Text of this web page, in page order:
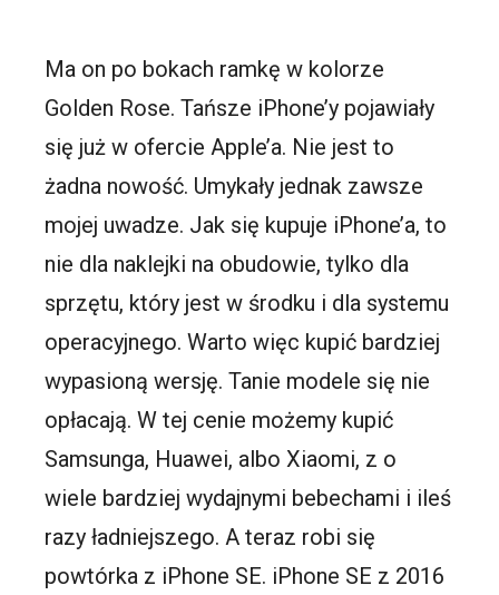
Ma on po bokach ramkę w kolorze
Golden Rose. Tańsze iPhone’y pojawiały
się już w ofercie Apple’a. Nie jest to
żadna nowość. Umykały jednak zawsze
mojej uwadze. Jak się kupuje iPhone’a, to
nie dla naklejki na obudowie, tylko dla
sprzętu, który jest w środku i dla systemu
operacyjnego. Warto więc kupić bardziej
wypasioną wersję. Tanie modele się nie
opłacają. W tej cenie możemy kupić
Samsunga, Huawei, albo Xiaomi, z o
wiele bardziej wydajnymi bebechami i ileś
razy ładniejszego. A teraz robi się
powtórka z iPhone SE. iPhone SE z 2016